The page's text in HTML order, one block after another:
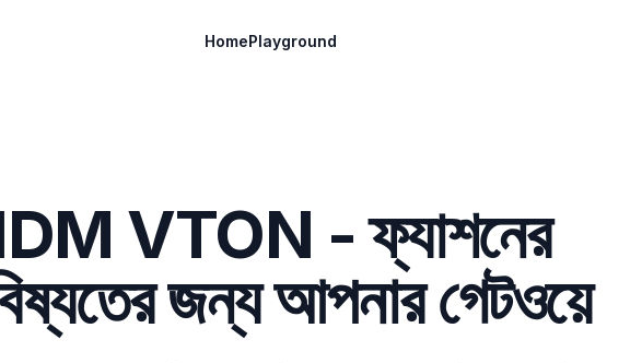
HomePlayground
VTON - ফ্যাশনের
জন্য আপনার গেটওয়ে